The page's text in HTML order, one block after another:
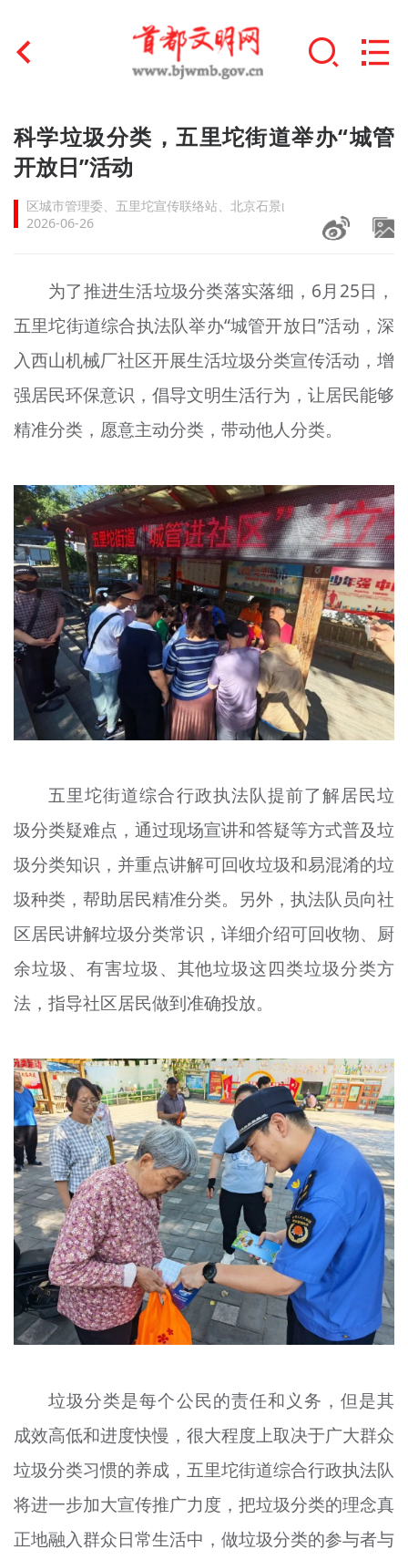
首页
文明创建
文明实践
未成年人思想道德建设
榜样人物
+
身边好人
文明评论
宣传思想文化人才
专题
资料库
+
科学垃圾分类，五里坨街道举办“城管
开放日”活动
区城市管理委、五里坨宣传联络站、北京石景山
2026-06-26
为了推进生活垃圾分类落实落细，6月25日，
五里坨街道综合执法队举办“城管开放日”活动，深
入西山机械厂社区开展生活垃圾分类宣传活动，增
强居民环保意识，倡导文明生活行为，让居民能够
精准分类，愿意主动分类，带动他人分类。
五里坨街道综合行政执法队提前了解居民垃
圾分类疑难点，通过现场宣讲和答疑等方式普及垃
圾分类知识，并重点讲解可回收垃圾和易混淆的垃
圾种类，帮助居民精准分类。另外，执法队员向社
区居民讲解垃圾分类常识，详细介绍可回收物、厨
余垃圾、有害垃圾、其他垃圾这四类垃圾分类方
法，指导社区居民做到准确投放。
垃圾分类是每个公民的责任和义务，但是其
成效高低和进度快慢，很大程度上取决于广大群众
垃圾分类习惯的养成，五里坨街道综合行政执法队
将进一步加大宣传推广力度，把垃圾分类的理念真
正地融入群众日常生活中，做垃圾分类的参与者与